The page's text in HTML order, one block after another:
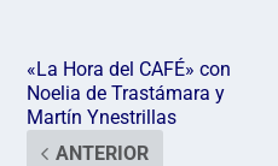
«La Hora del CAFÉ» con
Noelia de Trastámara y
Martín Ynestrillas
ANTERIOR